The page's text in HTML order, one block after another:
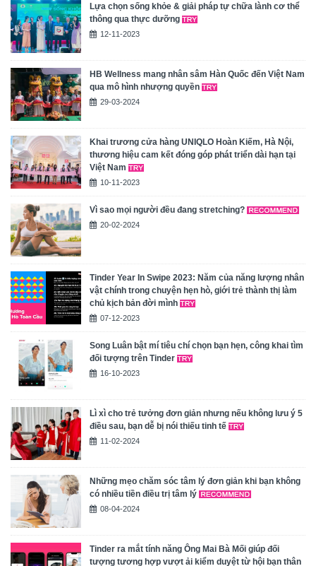
Lựa chọn sống khỏe & giải pháp tự chữa lành cơ thể
thông qua thực dưỡng
12-11-2023
HB Wellness mang nhân sâm Hàn Quốc đến Việt Nam
qua mô hình nhượng quyền
29-03-2024
Khai trương cửa hàng UNIQLO Hoàn Kiếm, Hà Nội,
thương hiệu cam kết đóng góp phát triển dài hạn tại
Việt Nam
10-11-2023
Vì sao mọi người đều đang stretching?
20-02-2024
Tinder Year In Swipe 2023: Năm của năng lượng nhân
vật chính trong chuyện hẹn hò, giới trẻ thành thị làm
chủ kịch bản đời mình
07-12-2023
Song Luân bật mí tiêu chí chọn bạn hẹn, công khai tìm
đối tượng trên Tinder
16-10-2023
Lì xì cho trẻ tưởng đơn giản nhưng nếu không lưu ý 5
điều sau, bạn dễ bị nói thiếu tinh tế
11-02-2024
Những mẹo chăm sóc tâm lý đơn giản khi bạn không
có nhiều tiền điều trị tâm lý
08-04-2024
Tinder ra mắt tính năng Ông Mai Bà Mối giúp đối
tượng tương hợp vượt ải kiểm duyệt từ hội bạn thân